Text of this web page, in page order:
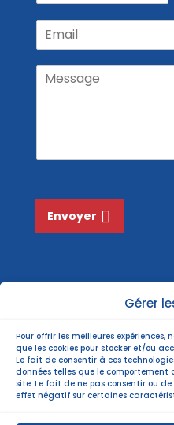
Gérer
Pour offrir les meilleures
que les cookies pour stocker et/ou
Le fait de consentir à ces
données telles que le comportement
site. Le fait de ne pas consentir ou
effet négatif sur certaines
P
r
n
E
m
M
Envoyer